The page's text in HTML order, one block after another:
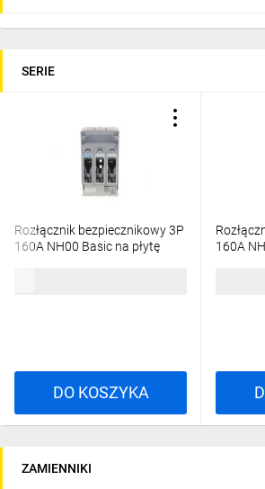
SERIE
Rozłącznik bezpiecznikowy 3P
160A NH00 Basic na płytę
DO KOSZYKA
160A
ZAMIENNIKI